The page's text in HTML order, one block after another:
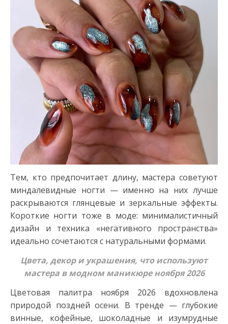
Тем, кто предпочитает длину, мастера советуют
миндалевидные ногти — именно на них лучше
раскрываются глянцевые и зеркальные эффекты.
Короткие ногти тоже в моде: минималистичный
дизайн и техника «негативного пространства»
идеально сочетаются с натуральными формами.
Цвета, декор и украшения, что используют
мастера в модном маникюре ноября 2026
Цветовая палитра ноября 2026 вдохновлена
природой поздней осени. В тренде — глубокие
винные, кофейные, шоколадные и изумрудные